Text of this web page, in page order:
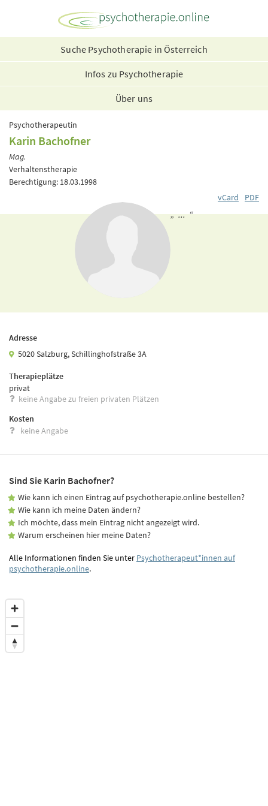
Suche Psychotherapie in Österreich
Infos zu Psychotherapie
Über uns
Psychotherapeutin
Karin Bachofner
Mag.
Verhaltenstherapie
Berechtigung: 18.03.1998
vCard
PDF
„ ... “
Adresse
5020 Salzburg, Schillinghofstraße 3A
Therapieplätze
privat
keine Angabe zu freien privaten Plätzen
Kosten
keine Angabe
Sind Sie Karin Bachofner?
Wie kann ich einen Eintrag auf psychotherapie.online bestellen?
Wie kann ich meine Daten ändern?
Ich möchte, dass mein Eintrag nicht angezeigt wird.
Warum erscheinen hier meine Daten?
Alle Informationen finden Sie unter Psychotherapeut*innen auf
psychotherapie.online.